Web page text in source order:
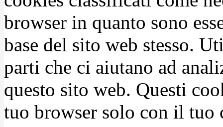
browser in quanto sono
base del sito web stesso.
parti che ci aiutano ad
questo sito web. Questi
tuo browser solo con il tuo